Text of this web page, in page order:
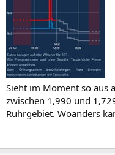
Sieht im Moment so aus
zwischen 1,990 und
Ruhrgebiet. Woanders